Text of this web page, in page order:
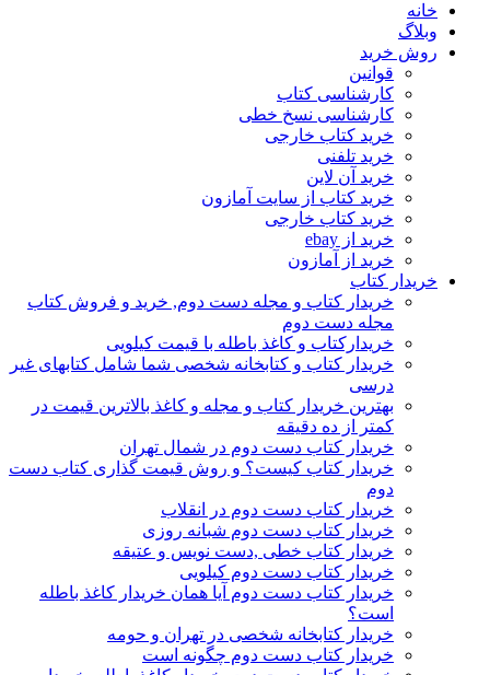
خانه
وبلاگ
روش خرید
قوانین
کارشناسی کتاب
کارشناسی نسخ خطی
خرید کتاب خارجی
خرید تلفنی
خرید آن لاین
خرید کتاب از سایت آمازون
خرید کتاب خارجی
خرید از ebay
خرید از آمازون
خریدار کتاب
خریدار کتاب و مجله دست دوم, خرید و فروش کتاب
مجله دست دوم
خریدارکتاب و کاغذ باطله با قیمت کیلویی
خریدار کتاب و کتابخانه شخصی شما شامل کتابهای غیر
درسی
بهترین خریدار کتاب و مجله و کاغذ بالاترین قیمت در
کمتر از ده دقیقه
خریدار کتاب دست دوم در شمال تهران
خریدار کتاب کیست؟ و روش قیمت گذاری کتاب دست
دوم
خریدار کتاب دست دوم در انقلاب
خریدار کتاب دست دوم شبانه روزی
خریدار کتاب خطی ,دست نویس و عتیقه
خریدار کتاب دست دوم کیلویی
خریدار کتاب دست دوم آیا همان خریدار کاغذ باطله
است؟
خریدار کتابخانه شخصی در تهران و حومه
خریدار کتاب دست دوم چگونه است